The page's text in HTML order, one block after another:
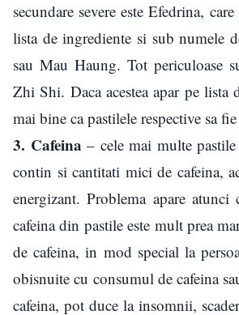
secundare severe este Efedrina,
lista de ingrediente si sub numele
sau Mau Haung. Tot periculoase
Zhi Shi. Daca acestea apar pe lista
mai bine ca pastilele respective sa
3. Cafeina – cele mai multe
contin si cantitati mici de cafeina,
energizant. Problema apare atunci
cafeina din pastile este mult prea
de cafeina, in mod special la
obisnuite cu consumul de cafeina
cafeina, pot duce la insomnii,